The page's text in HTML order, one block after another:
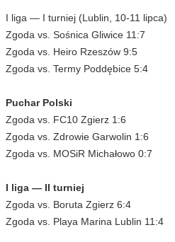
I liga — I turniej (Lublin, 10-11 lipca)
Zgoda vs. Sośnica Gliwice 11:7
Zgoda vs. Heiro Rzeszów 9:5
Zgoda vs. Termy Poddębice 5:4
Puchar Polski
Zgoda vs. FC10 Zgierz 1:6
Zgoda vs. Zdrowie Garwolin 1:6
Zgoda vs. MOSiR Michałowo 0:7
I liga — II turniej
Zgoda vs. Boruta Zgierz 6:4
Zgoda vs. Playa Marina Lublin 11:4